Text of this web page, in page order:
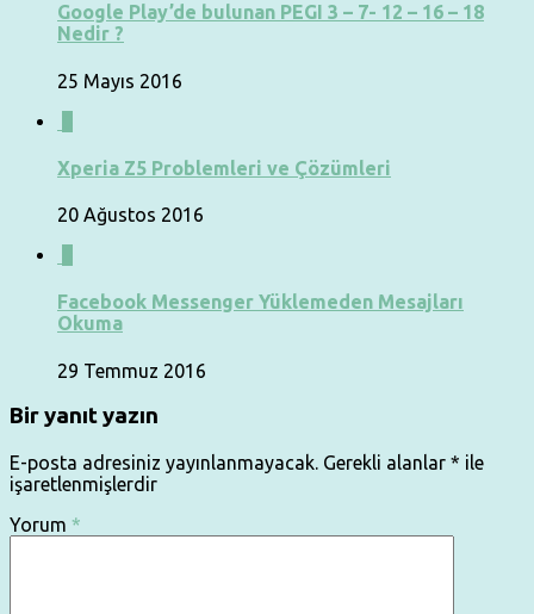
Google Play’de bulunan PEGI 3 – 7- 12 – 16 – 18
Nedir ?
25 Mayıs 2016
Xperia Z5 Problemleri ve Çözümleri
20 Ağustos 2016
Facebook Messenger Yüklemeden Mesajları
Okuma
29 Temmuz 2016
Bir yanıt yazın
E-posta adresiniz yayınlanmayacak. Gerekli alanlar * ile
işaretlenmişlerdir
Yorum *